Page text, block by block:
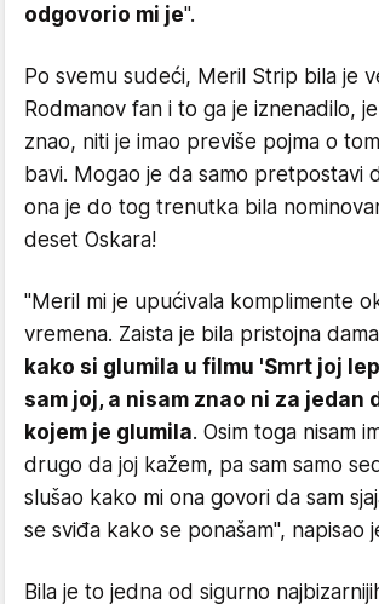
odgovorio mi je".
Po svemu sudeći, Meril Strip bila je
Rodmanov fan i to ga je iznenadilo,
znao, niti je imao previše pojma o
bavi. Mogao je da samo pretpostavi
ona je do tog trenutka bila
deset Oskara!
"Meril mi je upućivala komplimente
vremena. Zaista je bila pristojna
kako si glumila u filmu 'Smrt joj
sam joj, a nisam znao ni za jedan
kojem je glumila. Osim toga nisam
drugo da joj kažem, pa sam samo
slušao kako mi ona govori da sam
se sviđa kako se ponašam", napisao
Bila je to jedna od sigurno